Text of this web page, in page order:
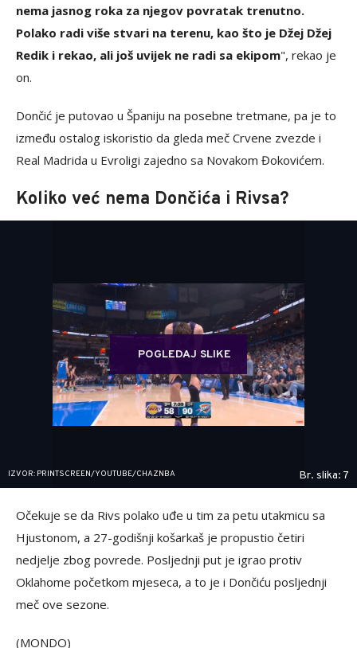
nema jasnog roka za njegov povratak trenutno.
Polako radi više stvari na terenu, kao što je Džej Džej
Redik i rekao, ali još uvijek ne radi sa ekipom", rekao je
on.
Dončić je putovao u Španiju na posebne tretmane, pa je to
između ostalog iskoristio da gleda meč Crvene zvezde i
Real Madrida u Evroligi zajedno sa Novakom Đokovićem.
Koliko već nema Dončića i Rivsa?
POGLEDAJ SLIKE
IZVOR: PRINTSCREEN/YOUTUBE/CHAZNBA Br. slika: 7
Očekuje se da Rivs polako uđe u tim za petu utakmicu sa
Hjustonom, a 27-godišnji košarkaš je propustio četiri
nedjelje zbog povrede. Posljednji put je igrao protiv
Oklahome početkom mjeseca, a to je i Dončiću posljednji
meč ove sezone.
(MONDO)